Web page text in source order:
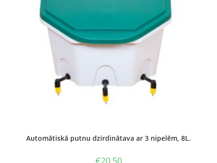
Automātiskā putnu dzirdinātava ar 3 nipelēm, 8L.
€20,50